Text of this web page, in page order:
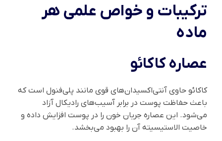
ترکیبات و خواص علمی هر
ماده
عصاره کاکائو
کاکائو حاوی آنتی‌اکسیدان‌های قوی مانند پلی‌فنول است که
باعث حفاظت پوست در برابر آسیب‌های رادیکال آزاد
می‌شود. این عصاره جریان خون را در پوست افزایش داده و
خاصیت الاستیسیته آن را بهبود می‌بخشد.